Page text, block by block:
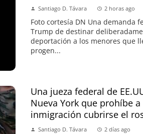
Santiago D. Távara 2 horas ago
Foto cortesía DN Una demanda
Trump de destinar
deportación a los menores que
progen...
Una jueza federal de
Nueva York que prohíbe
inmigración cubrirse el
Santiago D. Távara 2 días ago